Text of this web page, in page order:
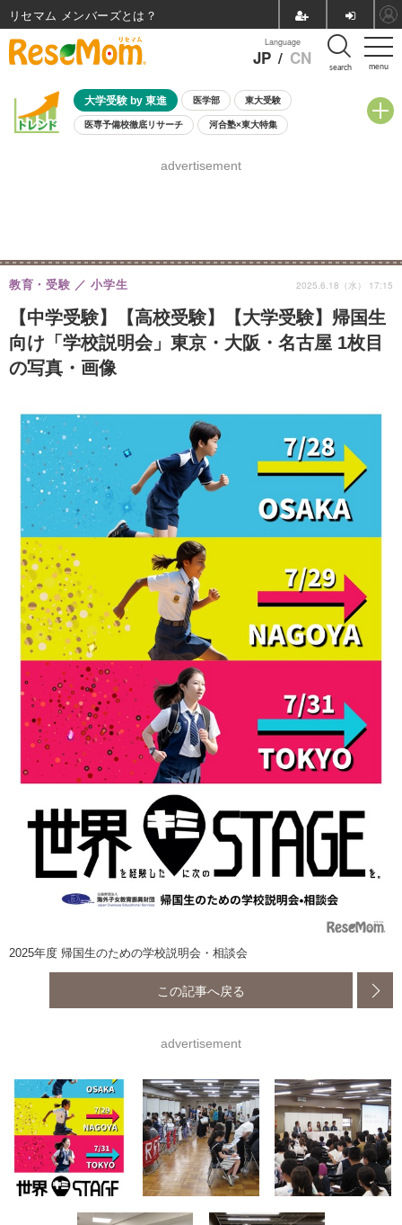
menu
Language
JP / CN search
大学受験 by 東進 医学部 東大受験
医専予備校徹底リサーチ 河合塾×東大特集
8月開催学校説明会・相談会
advertisement
【中学受験】【高校受験】【大学受験】帰国生
向け「学校説明会」東京・大阪・名古屋 1枚目
の写真・画像
教育・受験 小学生 2025.6.18（水） 17:15
2025年度 帰国生のための学校説明会・相談会
この記事へ戻る
advertisement
リセマム メンバーズ